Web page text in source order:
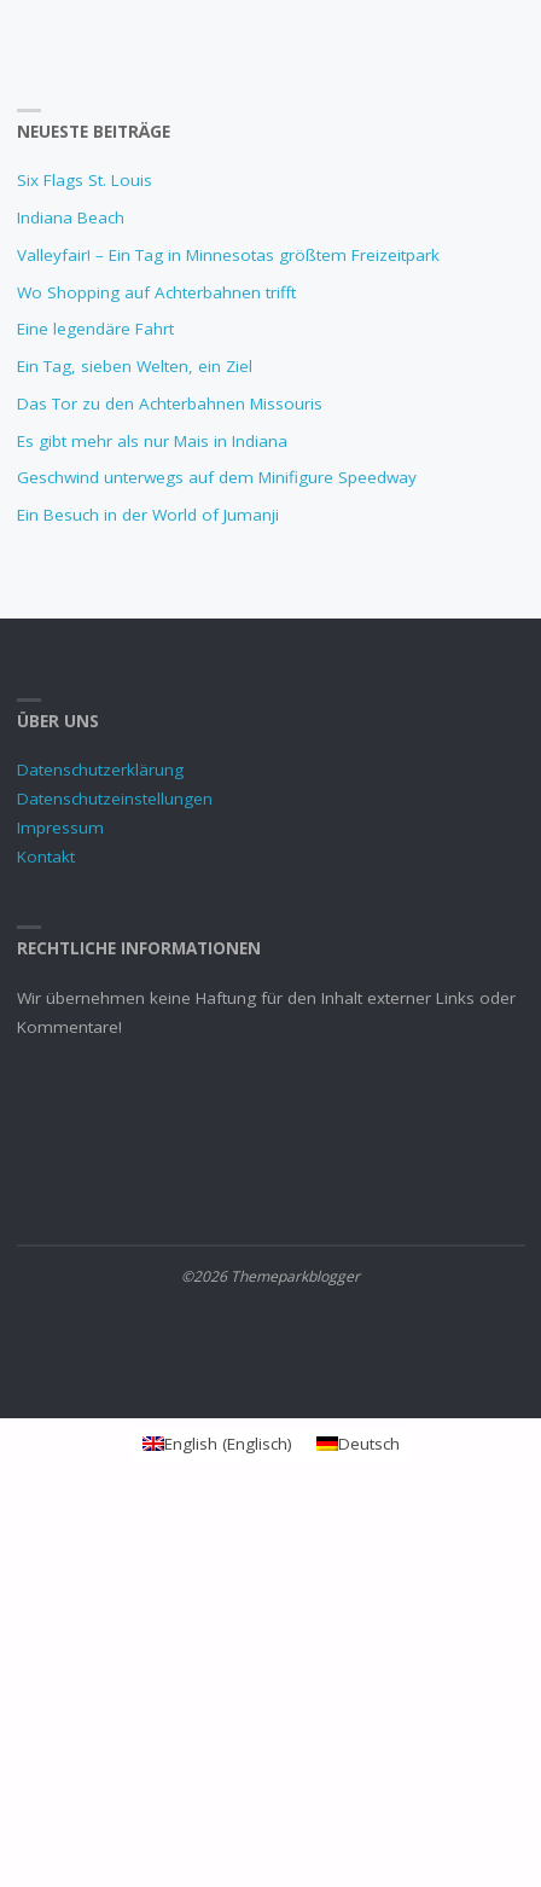
NEUESTE BEITRÄGE
Six Flags St. Louis
Indiana Beach
Valleyfair! – Ein Tag in Minnesotas größtem Freizeitpark
Wo Shopping auf Achterbahnen trifft
Eine legendäre Fahrt
Ein Tag, sieben Welten, ein Ziel
Das Tor zu den Achterbahnen Missouris
Es gibt mehr als nur Mais in Indiana
Geschwind unterwegs auf dem Minifigure Speedway
Ein Besuch in der World of Jumanji
ÜBER UNS
Datenschutzerklärung
Datenschutzeinstellungen
Impressum
Kontakt
RECHTLICHE INFORMATIONEN
Wir übernehmen keine Haftung für den Inhalt externer Links oder
Kommentare!
©2026 Themeparkblogger
English (Englisch) Deutsch